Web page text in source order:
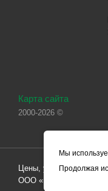
Карта сайта
2000-2026 ©
Цены, указанные на
ООО «ЧЕРМЕТ.КОМ» по
Мы
Продолжая